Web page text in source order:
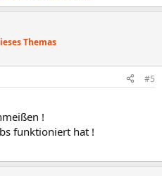
Themas
#5
!
funktioniert hat !